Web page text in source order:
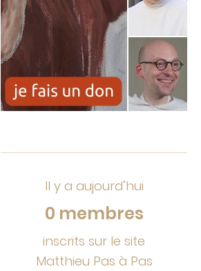
Il y a aujourd’hui
0 membres
inscrits sur le site
Matthieu Pas à Pas